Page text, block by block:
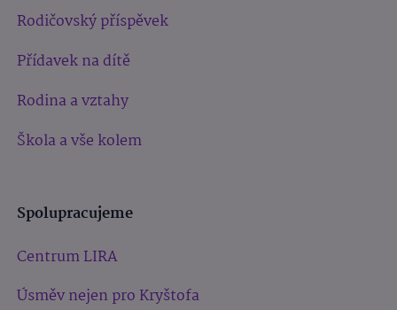
Rodičovský příspěvek
Přídavek na dítě
Rodina a vztahy
Škola a vše kolem
Spolupracujeme
Centrum LIRA
Úsměv nejen pro Kryštofa